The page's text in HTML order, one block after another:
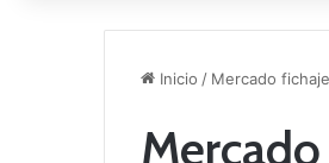
Inicio / Mercado